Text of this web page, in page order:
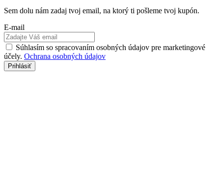
Sem dolu nám zadaj tvoj email, na ktorý ti pošleme tvoj kupón.
E-mail
Súhlasím so spracovaním osobných údajov pre marketingové
účely. Ochrana osobných údajov